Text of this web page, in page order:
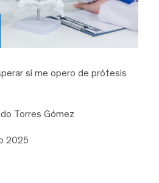
si me opero de prótesis
Torres Gómez
2025